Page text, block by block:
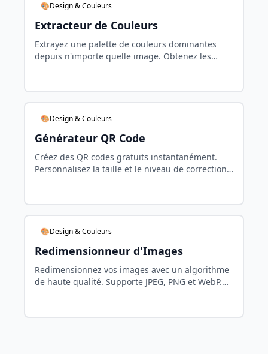
🎨Design & Couleurs
Extracteur de Couleurs
Extrayez une palette de couleurs dominantes
depuis n'importe quelle image. Obtenez les
🎨Design & Couleurs
Générateur QR Code
Créez des QR codes gratuits instantanément.
Personnalisez la taille et le niveau de correction
🎨Design & Couleurs
Redimensionneur d'Images
Redimensionnez vos images avec un algorithme
de haute qualité. Supporte JPEG, PNG et WebP.